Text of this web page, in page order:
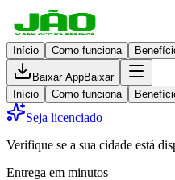
Início Como funciona
Baixar AppBaixar
Início
Como funciona
Seja licenciado
Verifique se a sua cidade está
Entrega em minutos